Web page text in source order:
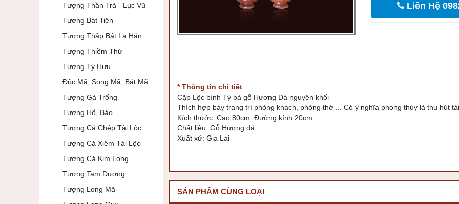
Tượng Thần Trà - Lục Vũ
Tượng Bát Tiên
Tượng Thập Bát La Hán
Tượng Thiềm Thừ
Tượng Tỳ Hưu
Độc Mã, Song Mã, Bát Mã
Tượng Gà Trống
Tượng Hổ, Báo
Tượng Cá Chép Tài Lộc
Tượng Cá Xiêm Tài Lộc
Tượng Cá Kim Long
Tượng Tam Dương
Tượng Long Mã
Liên Hệ
* Thông tin chi tiết
Cặp Lộc bình Tỳ bà gỗ Hương Đá nguyên khối
Thích hợp bày trang trí phòng khách, phòng thờ ... Có ý nghĩa phong thủy là thu hút
Kích thước: Cao 80cm. Đường kính 20cm
Chất liệu: Gỗ Hương đá
Xuất xứ: Gia Lai
SẢN PHẨM CÙNG LOẠI